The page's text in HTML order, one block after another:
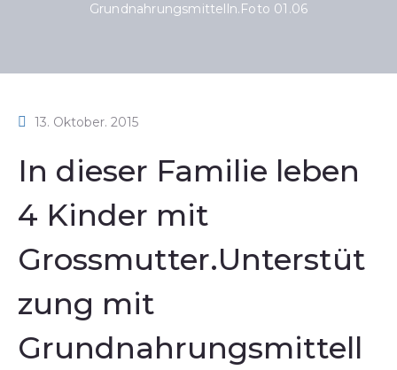
Grundnahrungsmittelln.Foto 01.06
13. Oktober. 2015
In dieser Familie leben
4 Kinder mit
Grossmutter.Unterstüt
zung mit
Grundnahrungsmittell